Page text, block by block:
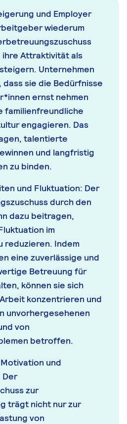
und Employer
wiederum
Attraktivität als
Unternehmen
dass sie die Bedürfnisse
ernst nehmen
familienfreundliche
engagieren. Das
talentierte
und langfristig
zu binden.
und Fluktuation: Der
durch den
dazu beitragen,
im
reduzieren. Indem
eine zuverlässige und
Betreuung für
können sie sich
konzentrieren und
unvorhergesehenen
von
betroffen.
und
Der
zur
trägt nicht nur zur
von